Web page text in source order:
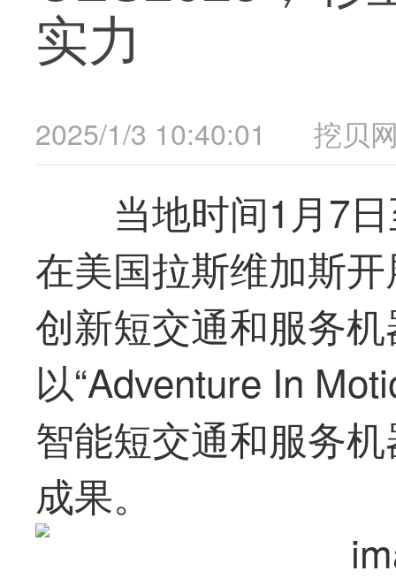
实力
2025/1/3 10:40:01 挖贝
当地时间1月7
在美国拉斯维加斯
创新短交通和服务
以“Adventure In
智能短交通和服务
成果。